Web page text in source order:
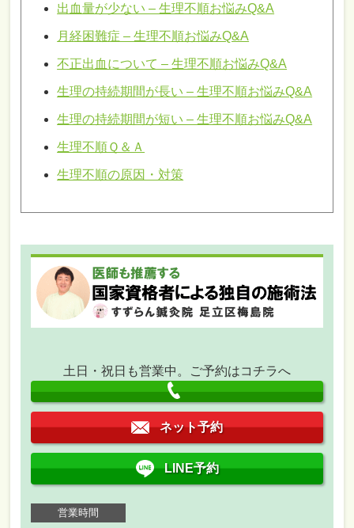
出血量が少ない – 生理不順お悩みQ&A
月経困難症 – 生理不順お悩みQ&A
不正出血について – 生理不順お悩みQ&A
生理の持続期間が長い – 生理不順お悩みQ&A
生理の持続期間が短い – 生理不順お悩みQ&A
生理不順Ｑ＆Ａ
生理不順の原因・対策
土日・祝日も営業中。ご予約はコチラへ
ネット予約
LINE予約
営業時間